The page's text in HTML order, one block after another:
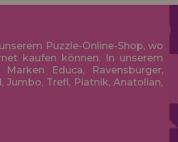
Puzzle-Online-Shop, wo
kaufen können. In unserem
Educa, Ravensburger,
Jumbo, Trefl, Piatnik, Anatolian,